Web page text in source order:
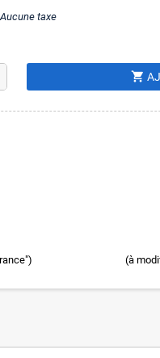
Aucune taxe
shopping_cart
(à